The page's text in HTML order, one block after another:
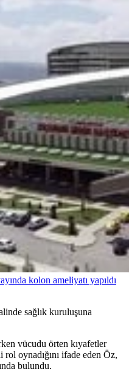
kolon ameliyatı yapıldı
sağlık kuruluşuna
vücudu örten kıyafetler
oynadığını ifade eden Öz,
bulundu.